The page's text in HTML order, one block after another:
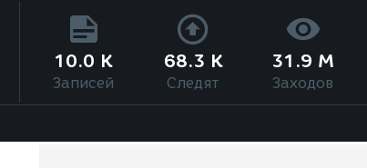
10.0 K
Записей
68.3 K
Следят
31.9 M
Заходов